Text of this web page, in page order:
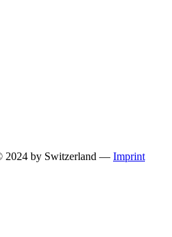
2024 by Switzerland — Imprint